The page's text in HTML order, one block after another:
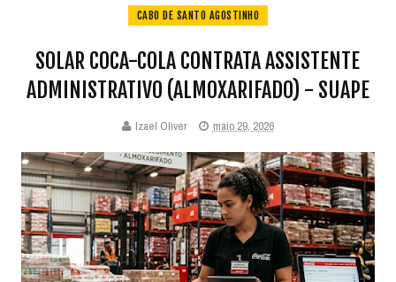
CABO DE SANTO AGOSTINHO
SOLAR COCA-COLA CONTRATA ASSISTENTE
ADMINISTRATIVO (ALMOXARIFADO) - SUAPE
Izael Oliver maio 29, 2026